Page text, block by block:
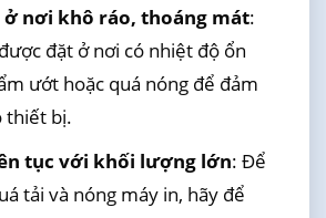
nơi khô ráo, thoáng mát:
đặt ở nơi có nhiệt độ ổn
ướt hoặc quá nóng để đảm
thiết bị.
tục với khối lượng lớn: Để
tải và nóng máy in, hãy để